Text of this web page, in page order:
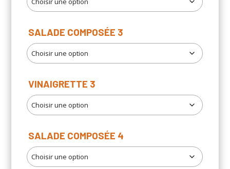
SALADE COMPOSÉE 3
VINAIGRETTE 3
SALADE COMPOSÉE 4